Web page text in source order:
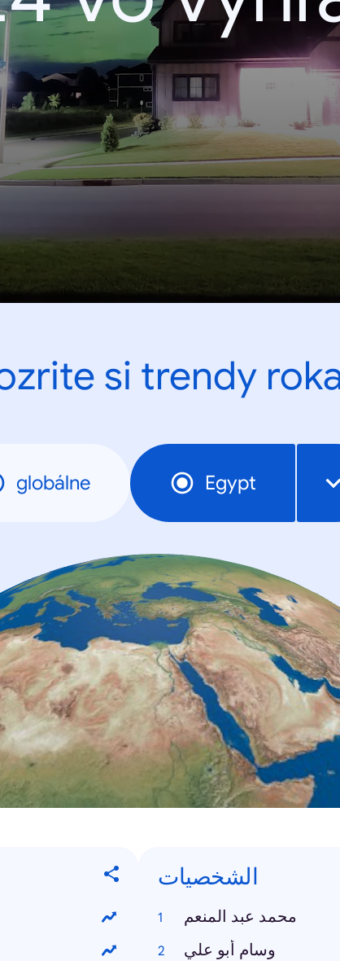
si trendy
globálne Egypt
الشخصيات
محمد عبد المنعم
وسام أبو علي